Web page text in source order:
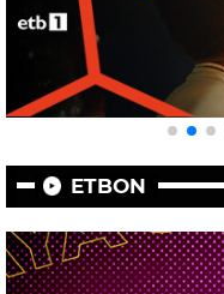
ETBON